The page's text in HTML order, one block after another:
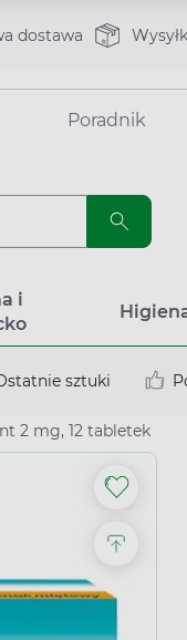
dostawa
Poradnik
i
sztuki
2 mg, 12 tabletek